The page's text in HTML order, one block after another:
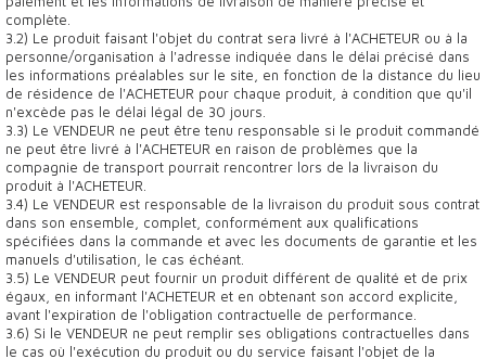
complète.
3.2) Le produit faisant l'objet du contrat sera livré à l'ACHETEUR ou à la
personne/organisation à l'adresse indiquée dans le délai précisé dans
les informations préalables sur le site, en fonction de la distance du lieu
de résidence de l'ACHETEUR pour chaque produit, à condition que qu'il
n'excède pas le délai légal de 30 jours.
3.3) Le VENDEUR ne peut être tenu responsable si le produit commandé
ne peut être livré à l'ACHETEUR en raison de problèmes que la
compagnie de transport pourrait rencontrer lors de la livraison du
produit à l'ACHETEUR.
3.4) Le VENDEUR est responsable de la livraison du produit sous contrat
dans son ensemble, complet, conformément aux qualifications
spécifiées dans la commande et avec les documents de garantie et les
manuels d'utilisation, le cas échéant.
3.5) Le VENDEUR peut fournir un produit différent de qualité et de prix
égaux, en informant l'ACHETEUR et en obtenant son accord explicite,
avant l'expiration de l'obligation contractuelle de performance.
3.6) Si le VENDEUR ne peut remplir ses obligations contractuelles dans
le cas où l'exécution du produit ou du service faisant l'objet de la